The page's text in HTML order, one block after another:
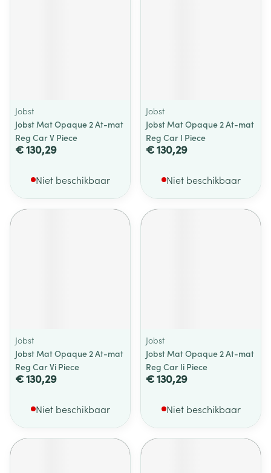
Jobst
Jobst Mat Opaque 2 At-mat
Reg Car V Piece
€ 130,29
Niet beschikbaar
Jobst
Jobst Mat Opaque 2 At-mat
Reg Car I Piece
€ 130,29
Niet beschikbaar
Jobst
Jobst Mat Opaque 2 At-mat
Reg Car Vi Piece
€ 130,29
Niet beschikbaar
Jobst
Jobst Mat Opaque 2 At-mat
Reg Car Ii Piece
€ 130,29
Niet beschikbaar